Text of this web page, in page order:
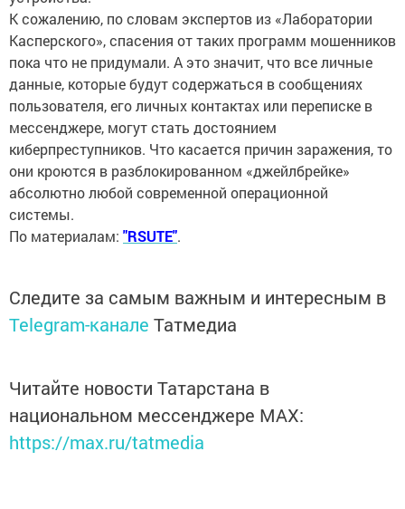
К сожалению, по словам экспертов из «Лаборатории
Касперского», спасения от таких программ мошенников
пока что не придумали. А это значит, что все личные
данные, которые будут содержаться в сообщениях
пользователя, его личных контактах или переписке в
мессенджере, могут стать достоянием
киберпреступников. Что касается причин заражения, то
они кроются в разблокированном «джейлбрейке»
абсолютно любой современной операционной
системы.
По материалам: "RSUTE".
Следите за самым важным и интересным в
Telegram-канале Татмедиа
Читайте новости Татарстана в
национальном мессенджере MАХ:
https://max.ru/tatmedia